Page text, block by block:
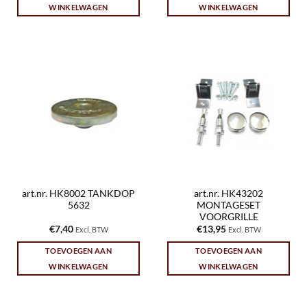
WINKELWAGEN
WINKELWAGEN
art.nr. HK8002 TANKDOP
5632
€7,40 Excl. BTW
TOEVOEGEN AAN
WINKELWAGEN
art.nr. HK43202
MONTAGESET
VOORGRILLE
€13,95 Excl. BTW
TOEVOEGEN AAN
WINKELWAGEN